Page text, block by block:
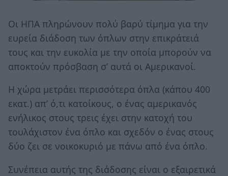
Οι ΗΠΑ πληρώνουν πολύ βαρύ τίμημα για την
ευρεία διάδοση των όπλων στην επικράτειά
τους και την ευκολία με την οποία μπορούν να
αποκτούν πρόσβαση σ’ αυτά οι Αμερικανοί.
Η χώρα μετράει περισσότερα όπλα (κάπου 400
εκατ.) απ’ ό,τι κατοίκους, ο ένας αμερικανός
ενήλικος στους τρεις έχει στην κατοχή του
τουλάχιστον ένα όπλο και σχεδόν ο ένας στους
δύο ζει σε νοικοκυριό με πάνω από ένα όπλο.
Συνέπεια αυτής της διάδοσης είναι ο εξαιρετικά